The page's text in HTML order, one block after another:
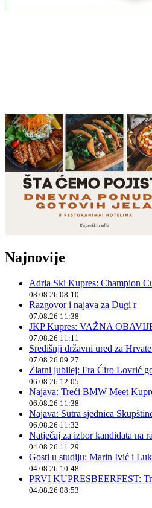
Najnovije
Adria Ski Kupres: Champion
08.08.26 08:10
Razgovor i najava za Dugi r
07.08.26 11:38
JKP Kupres: VAŽNA
07.08.26 11:11
Središnji državni ured za
07.08.26 09:27
Zlatni jubilej: Fra Ćiro Lovrić
06.08.26 12:05
Najava: Treći BMW Meet
06.08.26 11:38
Najava: Sutra sjednica
06.08.26 11:32
Natječaj za izbor kandidata na
04.08.26 11:29
Gosti u studiju: Marin Ivić i
04.08.26 10:48
PRVI KUPRESBEERFEST:
04.08.26 08:53